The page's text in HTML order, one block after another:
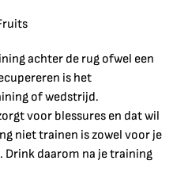
achter de rug ofwel een
is het
of wedstrijd.
voor blessures en dat wil
niet trainen is zowel voor je
Drink daarom na je training